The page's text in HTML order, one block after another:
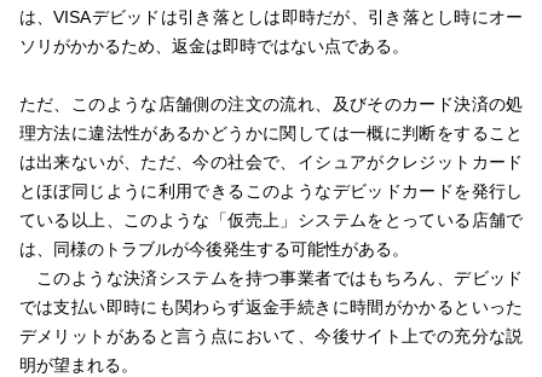
は、VISAデビッドは引き落としは即時だが、引き落とし時にオー
ソリがかかるため、返金は即時ではない点である。
ただ、このような店舗側の注文の流れ、及びそのカード決済の処
理方法に違法性があるかどうかに関しては一概に判断をすること
は出来ないが、ただ、今の社会で、イシュアがクレジットカード
とほぼ同じように利用できるこのようなデビッドカードを発行し
ている以上、このような「仮売上」システムをとっている店舗で
は、同様のトラブルが今後発生する可能性がある。
このような決済システムを持つ事業者ではもちろん、デビッド
では支払い即時にも関わらず返金手続きに時間がかかるといった
デメリットがあると言う点において、今後サイト上での充分な説
明が望まれる。